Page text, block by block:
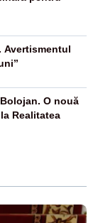
Avertismentul
O nouă
Realitatea